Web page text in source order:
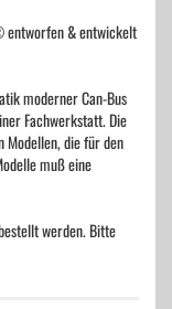
entworfen & entwickelt
moderner Can-Bus
Fachwerkstatt. Die
Modellen, die für den
muß eine
werden. Bitte